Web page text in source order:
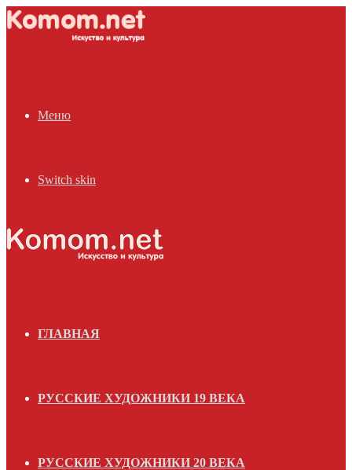
Меню
Switch skin
ГЛАВНАЯ
РУССКИЕ ХУДОЖНИКИ 19 ВЕКА
РУССКИЕ ХУДОЖНИКИ 20 ВЕКА